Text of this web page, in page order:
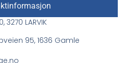
3270 LARVIK
95, 1636 Gamle